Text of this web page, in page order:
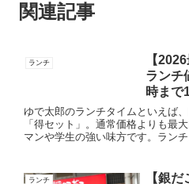
関連記事
ランチ
【
ランチ
時まで
ト』を
ゆで太郎のランチタイムといえば
「得セット」。通常価格よりも最
マンや学生の強い味方です。ラン
ランチ
【銀